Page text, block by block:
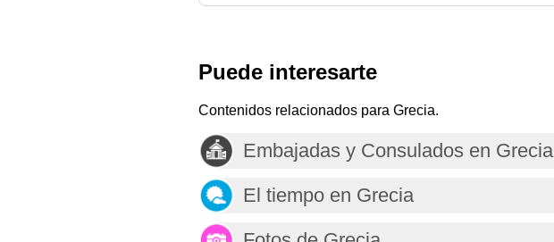
Puede interesarte
Contenidos relacionados para Grecia.
Embajadas y Consulados en Grecia
El tiempo en Grecia